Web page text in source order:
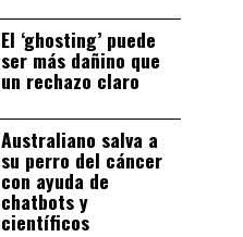
El ‘ghosting’ puede
ser más dañino que
un rechazo claro
Australiano salva a
su perro del cáncer
con ayuda de
chatbots y
científicos